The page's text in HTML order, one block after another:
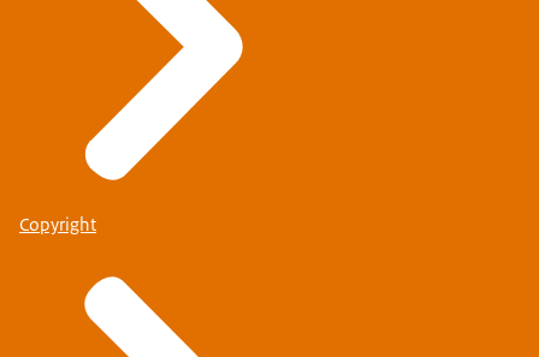
Copyright